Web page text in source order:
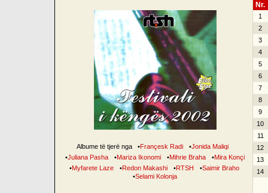
Albume të tjerë nga •Françesk Radi •Jonida Maliqi
•Juliana Pasha •Mariza Ikonomi •Mihrie Braha •Mira Konçi
•Myfarete Laze •Redon Makashi •RTSH •Saimir Braho
•Selami Kolonja
Nr.
1
2
3
4
5
6
7
8
9
10
11
12
13
14